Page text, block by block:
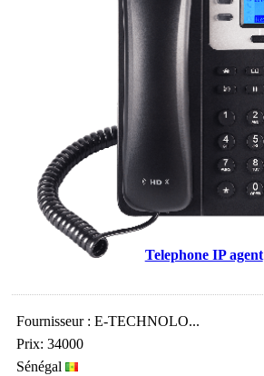
Telephone IP agent
Fournisseur : E-TECHNOLO...
Prix: 34000
Sénégal